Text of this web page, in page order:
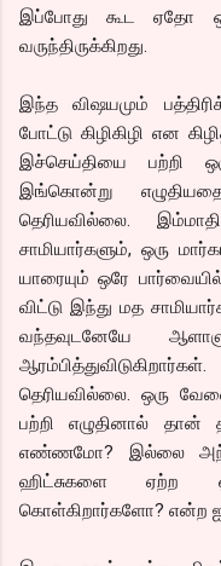
இப்போது கூட ஏதோ
வருந்திருக்கிறது.
இந்த விஷயமும்
போட்டு கிழிகிழி என
இச்செய்தியை பற்றி
இங்கொன்று
தெரியவில்லை.
சாமியார்களும், ஒரு
யாரையும் ஒரே
விட்டு இந்து மத
வந்தவுடனேயே
தெரியவில்லை. ஒரு
பற்றி எழுதினால்
எண்ணமோ? இல்லை அந்த
ஹிட்சுகளை ஏற்ற
கொள்கிறார்களோ? என்ற